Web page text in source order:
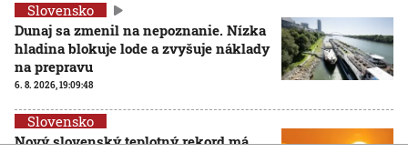
Slovensko
Dunaj sa zmenil na nepoznanie. Nízka
hladina blokuje lode a zvyšuje náklady
na prepravu
6. 8. 2026, 19:09:48
Slovensko
Nový slovenský teplotný rekord má